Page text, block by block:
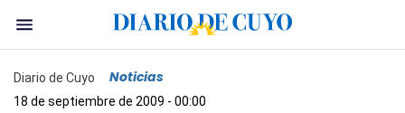
Diario de Cuyo Noticias
18 de septiembre de 2009 - 00:00